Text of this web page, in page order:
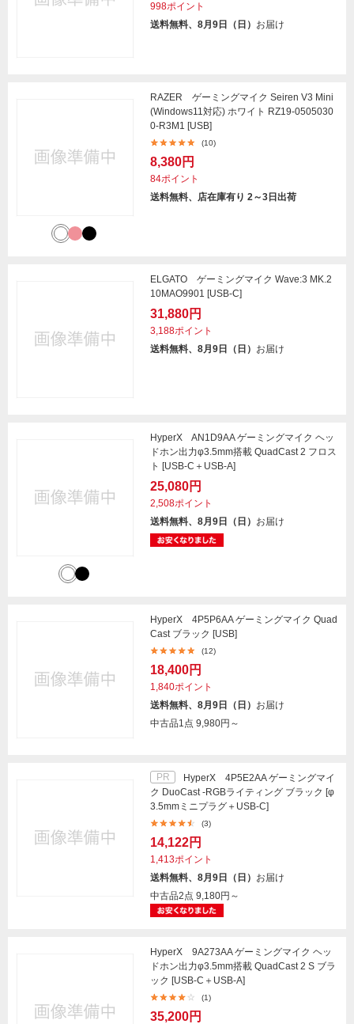
998ポイント
送料無料、8月9日（日） お届け
RAZER ゲーミングマイク Seiren V3 Mini
(Windows11対応) ホワイト RZ19-0505030
0-R3M1 [USB]
(10)
8,380円
84ポイント
送料無料、店在庫有り 2～3日出荷
ELGATO ゲーミングマイク Wave:3 MK.2
10MAO9901 [USB-C]
31,880円
3,188ポイント
送料無料、8月9日（日） お届け
HyperX AN1D9AA ゲーミングマイク ヘッ
ドホン出力φ3.5mm搭載 QuadCast 2 フロス
ト [USB-C＋USB-A]
25,080円
2,508ポイント
送料無料、8月9日（日） お届け
HyperX 4P5P6AA ゲーミングマイク Quad
Cast ブラック [USB]
(12)
18,400円
1,840ポイント
送料無料、8月9日（日） お届け
中古品1点 9,980円～
PR
HyperX 4P5E2AA ゲーミングマイ
ク DuoCast -RGBライティング ブラック [φ
3.5mmミニプラグ＋USB-C]
(3)
14,122円
1,413ポイント
送料無料、8月9日（日） お届け
中古品2点 9,180円～
HyperX 9A273AA ゲーミングマイク ヘッ
ドホン出力φ3.5mm搭載 QuadCast 2 S ブラ
ック [USB-C＋USB-A]
(1)
35,200円